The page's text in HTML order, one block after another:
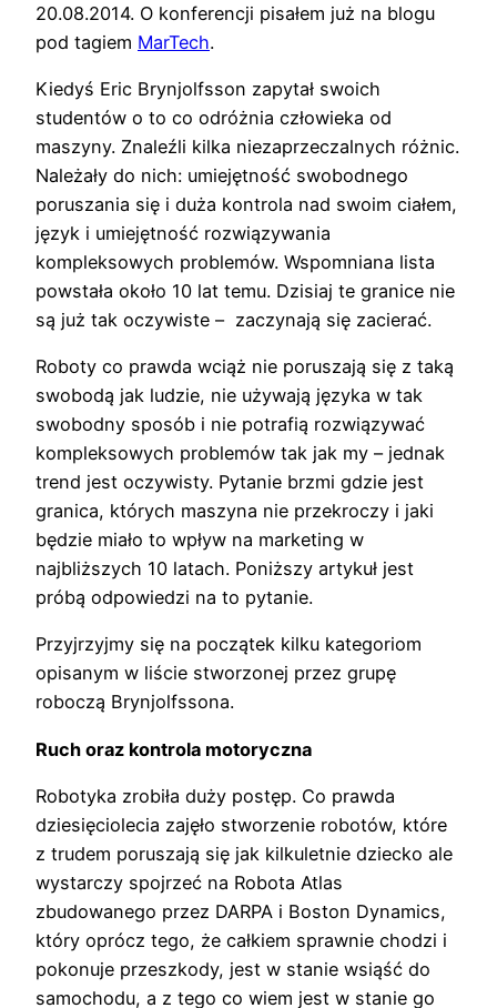
20.08.2014. O konferencji pisałem już na blogu
pod tagiem MarTech.
Kiedyś Eric Brynjolfsson zapytał swoich
studentów o to co odróżnia człowieka od
maszyny. Znaleźli kilka niezaprzeczalnych różnic.
Należały do nich: umiejętność swobodnego
poruszania się i duża kontrola nad swoim ciałem,
język i umiejętność rozwiązywania
kompleksowych problemów. Wspomniana lista
powstała około 10 lat temu. Dzisiaj te granice nie
są już tak oczywiste – zaczynają się zacierać.
Roboty co prawda wciąż nie poruszają się z taką
swobodą jak ludzie, nie używają języka w tak
swobodny sposób i nie potrafią rozwiązywać
kompleksowych problemów tak jak my – jednak
trend jest oczywisty. Pytanie brzmi gdzie jest
granica, których maszyna nie przekroczy i jaki
będzie miało to wpływ na marketing w
najbliższych 10 latach. Poniższy artykuł jest
próbą odpowiedzi na to pytanie.
Przyjrzyjmy się na początek kilku kategoriom
opisanym w liście stworzonej przez grupę
roboczą Brynjolfssona.
Ruch oraz kontrola motoryczna
Robotyka zrobiła duży postęp. Co prawda
dziesięciolecia zajęło stworzenie robotów, które
z trudem poruszają się jak kilkuletnie dziecko ale
wystarczy spojrzeć na Robota Atlas
zbudowanego przez DARPA i Boston Dynamics,
który oprócz tego, że całkiem sprawnie chodzi i
pokonuje przeszkody, jest w stanie wsiąść do
samochodu, a z tego co wiem jest w stanie go